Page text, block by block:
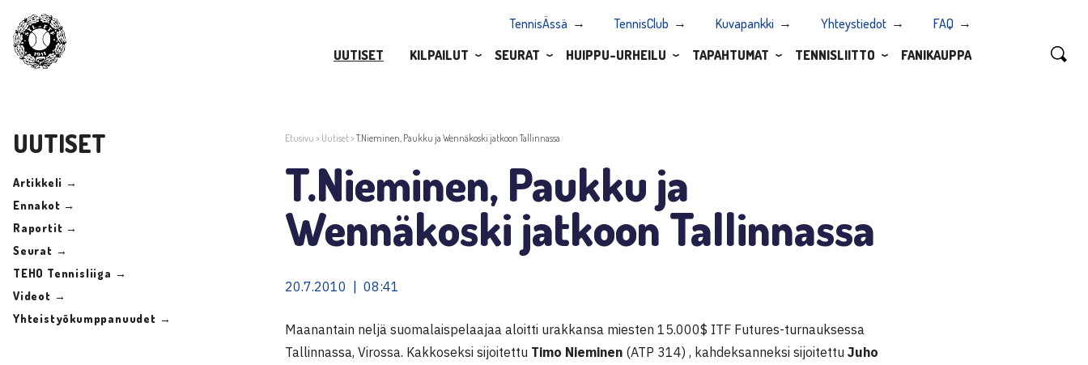
TennisÄssä TennisClub Kuvapankki Yhteystiedot
FAQ
UUTISET
KILPAILUT SEURAT HUIPPU-URHEILU TAPAHTUMAT TENNISLIITTO FANIKAUPPA
UUTISET
Artikkeli →
Ennakot →
Raportit →
Seurat →
TEHO Tennisliiga →
Videot →
Yhteistyökumppanuudet →
Etusivu > Uutiset>T.Nieminen, Paukku ja Wennäkoski jatkoon Tallinnassa
T.Nieminen, Paukku ja
Wennäkoski jatkoon Tallinnassa
20.7.2010 | 08:41
Maanantain neljä suomalaispelaajaa aloitti urakkansa miesten 15.000$ ITF Futures-turnauksessa
Tallinnassa, Virossa. Kakkoseksi sijoitettu Timo Nieminen (ATP 314) , kahdeksanneksi sijoitettu Juho